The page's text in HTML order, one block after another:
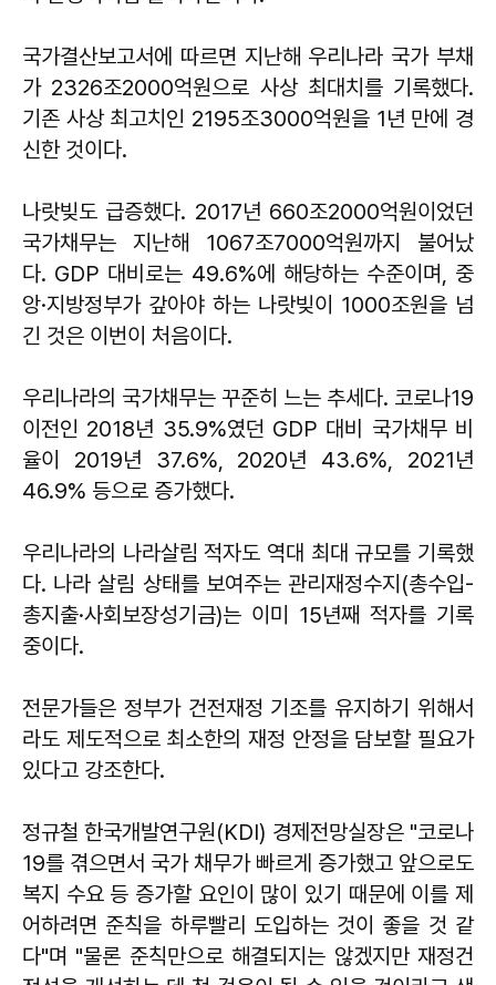
국가결산보고서에 따르면 지난해 우리나라 국가 부채
가 2326조2000억원으로 사상 최대치를 기록했다.
기존 사상 최고치인 2195조3000억원을 1년 만에 경
신한 것이다.
나랏빚도 급증했다. 2017년 660조2000억원이었던
국가채무는 지난해 1067조7000억원까지 불어났
다. GDP 대비로는 49.6%에 해당하는 수준이며, 중
앙·지방정부가 갚아야 하는 나랏빚이 1000조원을 넘
긴 것은 이번이 처음이다.
우리나라의 국가채무는 꾸준히 느는 추세다. 코로나19
이전인 2018년 35.9%였던 GDP 대비 국가채무 비
율이 2019년 37.6%, 2020년 43.6%, 2021년
46.9% 등으로 증가했다.
우리나라의 나라살림 적자도 역대 최대 규모를 기록했
다. 나라 살림 상태를 보여주는 관리재정수지(총수입-
총지출·사회보장성기금)는 이미 15년째 적자를 기록
중이다.
전문가들은 정부가 건전재정 기조를 유지하기 위해서
라도 제도적으로 최소한의 재정 안정을 담보할 필요가
있다고 강조한다.
정규철 한국개발연구원(KDI) 경제전망실장은 "코로나
19를 겪으면서 국가 채무가 빠르게 증가했고 앞으로도
복지 수요 등 증가할 요인이 많이 있기 때문에 이를 제
어하려면 준칙을 하루빨리 도입하는 것이 좋을 것 같
다"며 "물론 준칙만으로 해결되지는 않겠지만 재정건